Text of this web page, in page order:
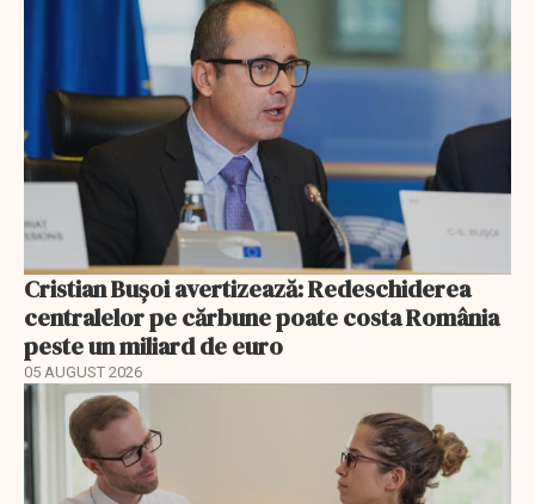
Cristian Bușoi avertizează: Redeschiderea
centralelor pe cărbune poate costa România
peste un miliard de euro
05 AUGUST 2026